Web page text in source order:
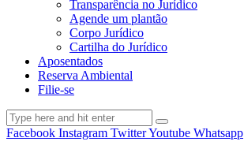
Transparência no Jurídico
Agende um plantão
Corpo Jurídico
Cartilha do Jurídico
Aposentados
Reserva Ambiental
Filie-se
Facebook Instagram TwitterYoutube Whatsapp